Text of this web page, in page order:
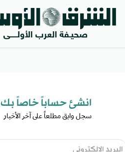
انشئ حساباً خاصاً بك​
سجل وابق مطلعاً على آخر الأخبار ​